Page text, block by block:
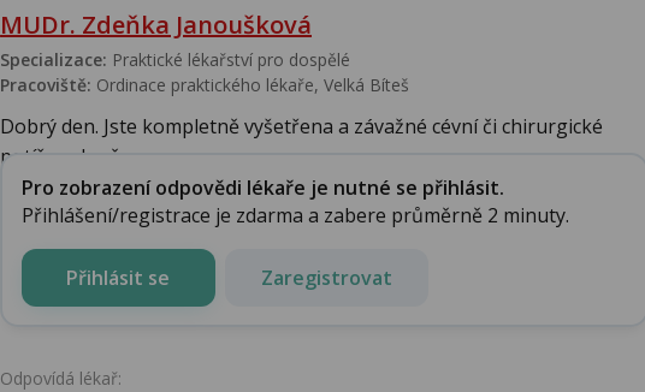
MUDr. Zdeňka Janoušková
Specializace: Praktické lékařství pro dospělé
Pracoviště: Ordinace praktického lékaře, Velká Bíteš
Dobrý den. Jste kompletně vyšetřena a závažné cévní či chirurgické
potíže vyloučeny. ...
Pro zobrazení odpovědi lékaře je nutné se přihlásit.
Přihlášení/registrace je zdarma a zabere průměrně 2 minuty.
Přihlásit se Zaregistrovat
Odpovídá lékař: